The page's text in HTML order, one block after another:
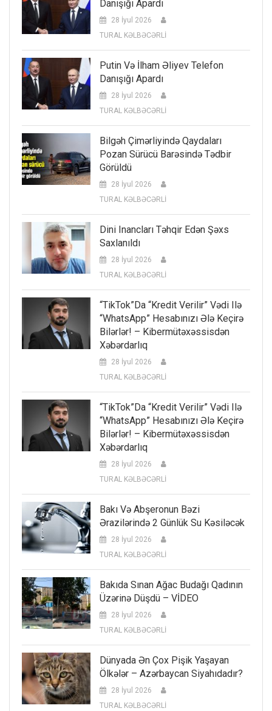
Danışığı Apardı
28 İyul 2026
TURAL KƏLBƏCƏRLİ
Putin Və İlham Əliyev Telefon
Danışığı Apardı
28 İyul 2026
TURAL KƏLBƏCƏRLİ
Bilgəh Çimərliyində Qaydaları
Pozan Sürücü Barəsində Tədbir
Görüldü
28 İyul 2026
TURAL KƏLBƏCƏRLİ
Dini Inancları Təhqir Edən Şəxs
Saxlanıldı
28 İyul 2026
TURAL KƏLBƏCƏRLİ
“TikTok”da “kredit Verilir” Vədi Ilə
“WhatsApp” Hesabınızı Ələ Keçirə
Bilərlər! – Kibermütəxəssisdən
Xəbərdarlıq
28 İyul 2026
TURAL KƏLBƏCƏRLİ
“TikTok”da “kredit Verilir” Vədi Ilə
“WhatsApp” Hesabınızı Ələ Keçirə
Bilərlər! – Kibermütəxəssisdən
Xəbərdarlıq
28 İyul 2026
TURAL KƏLBƏCƏRLİ
Bakı Və Abşeronun Bəzi
Ərazilərində 2 Günlük Su Kəsiləcək
28 İyul 2026
TURAL KƏLBƏCƏRLİ
Bakıda Sınan Ağac Budağı Qadının
Üzərinə Düşdü – VİDEO
28 İyul 2026
TURAL KƏLBƏCƏRLİ
Dünyada Ən Çox Pişik Yaşayan
Ölkələr – Azərbaycan Siyahıdadır?
28 İyul 2026
TURAL KƏLBƏCƏRLİ